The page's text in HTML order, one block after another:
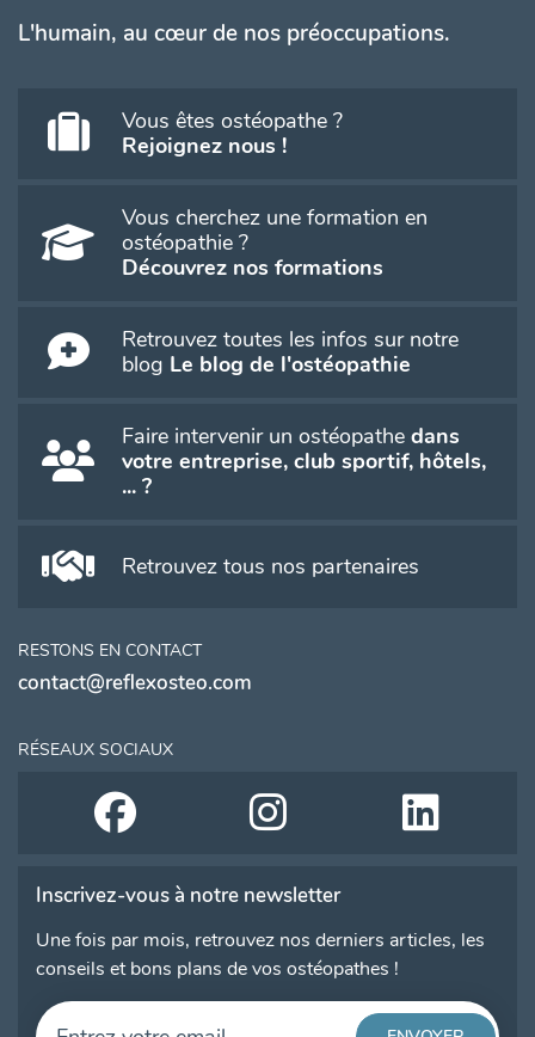
L'humain, au cœur de nos préoccupations.
Vous êtes ostéopathe ?
Rejoignez nous !
Vous cherchez une formation en
ostéopathie ?
Découvrez nos formations
Retrouvez toutes les infos sur notre
blog Le blog de l'ostéopathie
Faire intervenir un ostéopathe dans
votre entreprise, club sportif, hôtels,
... ?
Retrouvez tous nos partenaires
RESTONS EN CONTACT
contact@reflexosteo.com
RÉSEAUX SOCIAUX
Inscrivez-vous à notre newsletter
Une fois par mois, retrouvez nos derniers articles, les
conseils et bons plans de vos ostéopathes !